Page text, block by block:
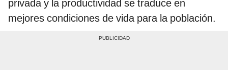
privada y la productividad se traduce en
mejores condiciones de vida para la población.